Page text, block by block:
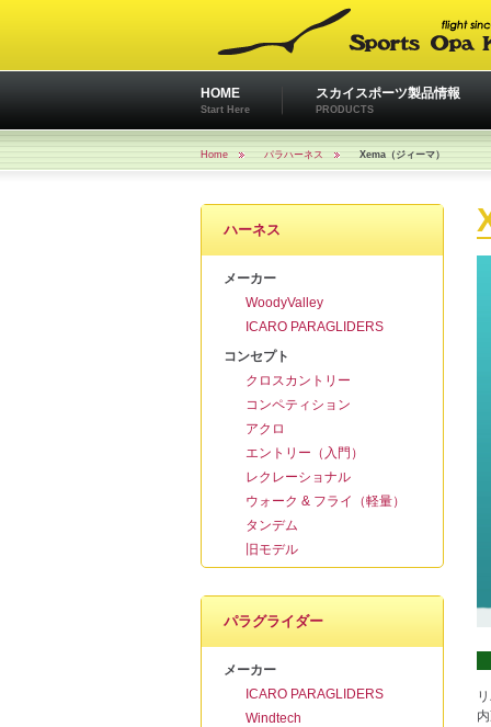
HOME
Start Here
スカイスポーツ製品情報
PRODUCTS
Home パラハーネス Xema（ジィーマ）
ハーネス
メーカー
WoodyValley
ICARO PARAGLIDERS
コンセプト
クロスカントリー
コンペティション
アクロ
エントリー（入門）
レクレーショナル
ウォーク & フライ（軽量）
タンデム
旧モデル
パラグライダー
メーカー
ICARO PARAGLIDERS
Windtech